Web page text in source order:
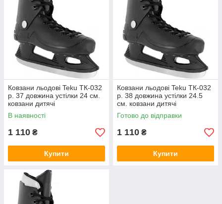
Ковзани льодові Teku ТК-032
р. 37 довжина устілки 24 см.
ковзани дитячі
В наявності
1 110 ₴
Купити
Ковзани льодові Teku ТК-032
р. 38 довжина устілки 24.5
см. ковзани дитячі
Готово до відправки
1 110 ₴
Купити